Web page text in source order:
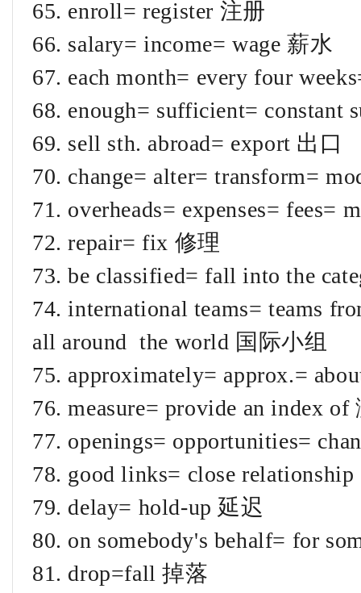
65. enroll= register 注册
66. salary= income= wage 薪水
67. each month= every four
68. enough= sufficient= constant
69. sell sth. abroad= export 出口
70. change= alter= transform=
71. overheads= expenses= fees=
72. repair= fix 修理
73. be classified= fall into the
74. international teams= teams
all around the world 国际小组
75. approximately= approx.=
76. measure= provide an index
77. openings= opportunities=
78. good links= close
79. delay= hold-up 延迟
80. on somebody's behalf= for
81. drop=fall 掉落